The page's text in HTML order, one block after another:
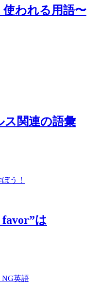
われる用語〜
関連の語彙
う！
favor”は
NG英語